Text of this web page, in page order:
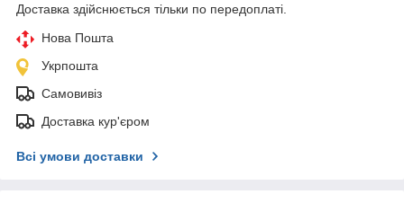
Доставка здійснюється тільки по передоплаті.
Нова Пошта
Укрпошта
Самовивіз
Доставка кур'єром
Всі умови доставки